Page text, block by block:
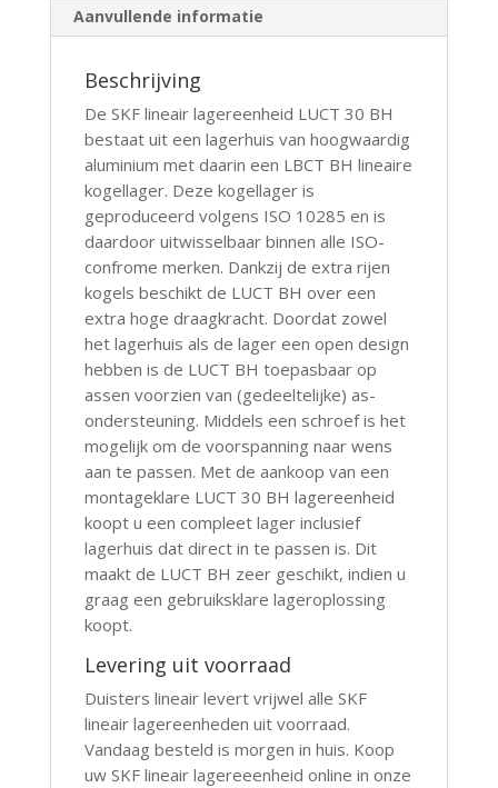
Aanvullende informatie
Beschrijving
De SKF lineair lagereenheid LUCT 30 BH
bestaat uit een lagerhuis van hoogwaardig
aluminium met daarin een LBCT BH lineaire
kogellager. Deze kogellager is
geproduceerd volgens ISO 10285 en is
daardoor uitwisselbaar binnen alle ISO-
confrome merken. Dankzij de extra rijen
kogels beschikt de LUCT BH over een
extra hoge draagkracht. Doordat zowel
het lagerhuis als de lager een open design
hebben is de LUCT BH toepasbaar op
assen voorzien van (gedeeltelijke) as-
ondersteuning. Middels een schroef is het
mogelijk om de voorspanning naar wens
aan te passen. Met de aankoop van een
montageklare LUCT 30 BH lagereenheid
koopt u een compleet lager inclusief
lagerhuis dat direct in te passen is. Dit
maakt de LUCT BH zeer geschikt, indien u
graag een gebruiksklare lageroplossing
koopt.
Levering uit voorraad
Duisters lineair levert vrijwel alle SKF
lineair lagereenheden uit voorraad.
Vandaag besteld is morgen in huis. Koop
uw SKF lineair lagereeenheid online in onze